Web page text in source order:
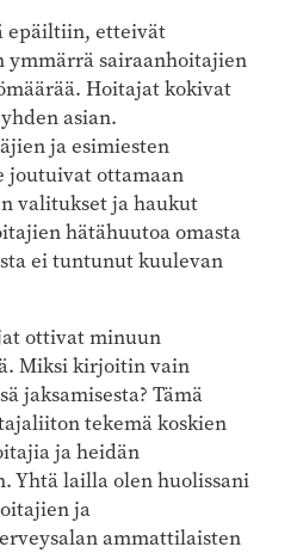
epäiltiin, etteivät
ymmärrä sairaanhoitajien
Hoitajat kokivat
asian.
ja esimiesten
joutuivat ottamaan
valitukset ja haukut
hätähuutoa omasta
ei tuntunut kuulevan
ottivat minuun
Miksi kirjoitin vain
jaksamisesta? Tämä
tekemä koskien
ja heidän
Yhtä lailla olen huolissani
ja
ammattilaisten